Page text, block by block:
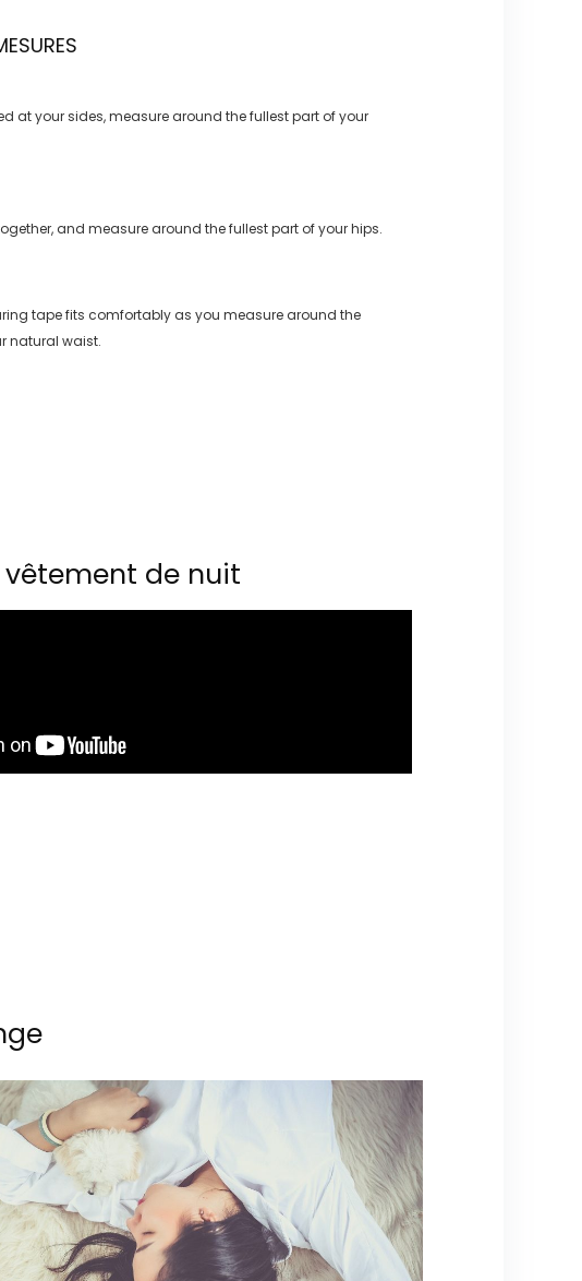
at your sides, measure around the fullest part of your
and measure around the fullest part of your hips.
tape fits comfortably as you measure around the
natural waist.
de nuit